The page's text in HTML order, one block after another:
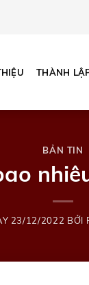
THÀNH
BẢN TIN
23/12/2022 BỞI